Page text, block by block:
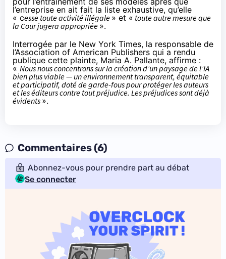
l’entreprise en ait fait la liste exhaustive, qu’elle
« cesse toute activité illégale » et « toute autre mesure que
la Cour jugera appropriée ».
Interrogée par le New York Times, la responsable de
l’Association of American Publishers qui a rendu
publique cette plainte, Maria A. Pallante, affirme :
« Nous nous concentrons sur la création d’un paysage de l’IA
bien plus viable — un environnement transparent, équitable
et participatif, doté de garde-fous pour protéger les auteurs
et les éditeurs contre tout préjudice. Les préjudices sont déjà
évidents ».
Commentaires (6)
Abonnez-vous pour prendre part au débat
Se connecter